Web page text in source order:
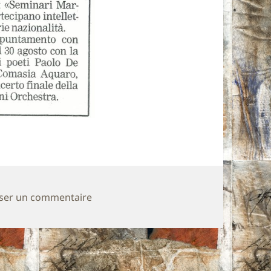
un commentairesur journal « Gazetta del Mezzogiorno